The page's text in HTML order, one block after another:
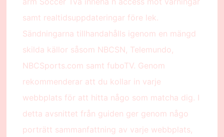
samt realtidsuppdateringar före lek.
Sändningarna tillhandahålls igenom en mängd
skilda källor såsom NBCSN, Telemundo,
NBCSports.com samt fuboTV. Genom
rekommenderar att du kollar in varje
webbplats för att hitta någo som matcha dig. I
detta avsnittet från guiden ger genom någo
porträtt sammanfattning av varje webbplats,